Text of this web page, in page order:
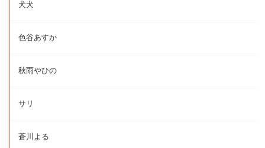
犬犬
色谷あすか
秋雨やひの
サリ
蒼川よる